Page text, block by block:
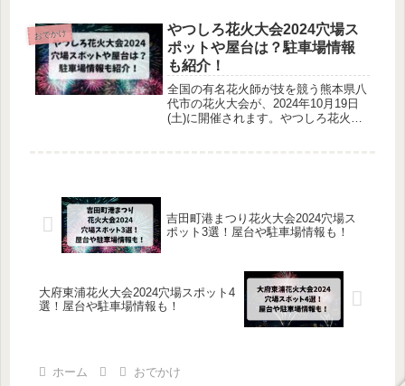
る方も多いのではないでしょうか。こ
の記事では、えびな市民まつりの花火
を楽しむための穴場スポットや屋台情
報、駐車場、交通規制についても詳し
く解説します。
おでかけ
やつしろ花火大会2024穴場ス
ポットや屋台は？駐車場情報
も紹介！
全国の有名花火師が技を競う熊本県八
代市の花火大会が、2024年10月19日
(土)に開催されます。やつしろ花火大
吉田町港まつり花火大会2024穴場ス
ポット3選！屋台や駐車場情報も！
大府東浦花火大会2024穴場スポット4
選！屋台や駐車場情報も！
ホーム おでかけ